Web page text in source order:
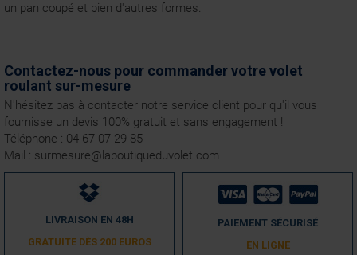
un pan coupé et bien d'autres formes.
Contactez-nous pour commander votre volet
roulant sur-mesure
N'hésitez pas à contacter notre service client pour qu'il vous
fournisse un devis 100% gratuit et sans engagement !
Téléphone : 04 67 07 29 85
Mail : surmesure@laboutiqueduvolet.com
LIVRAISON EN 48H
GRATUITE DÈS 200 EUROS
PAIEMENT SÉCURISÉ
EN LIGNE